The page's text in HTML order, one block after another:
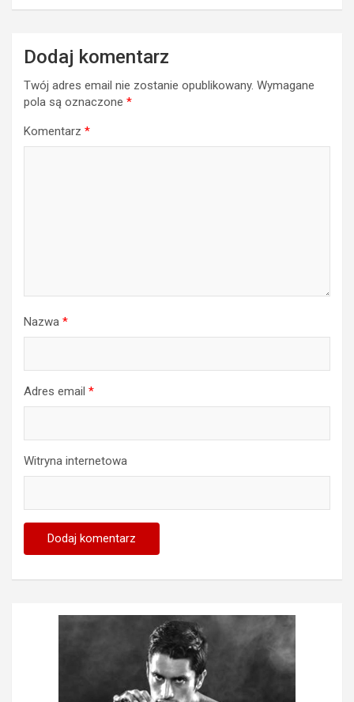
Dodaj komentarz
Twój adres email nie zostanie opublikowany. Wymagane
pola są oznaczone *
Komentarz *
Nazwa *
Adres email *
Witryna internetowa